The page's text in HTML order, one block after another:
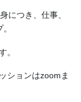
につき、仕事、
。
ションはzoomま